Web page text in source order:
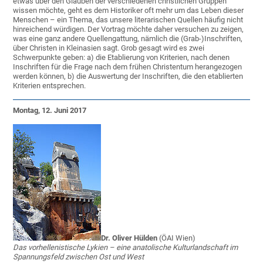
wissen möchte, geht es dem Historiker oft mehr um das Leben dieser
Menschen – ein Thema, das unsere literarischen Quellen häufig nicht
hinreichend würdigen. Der Vortrag möchte daher versuchen zu zeigen,
was eine ganz andere Quellengattung, nämlich die (Grab-)Inschriften,
über Christen in Kleinasien sagt. Grob gesagt wird es zwei
Schwerpunkte geben: a) die Etablierung von Kriterien, nach denen
Inschriften für die Frage nach dem frühen Christentum herangezogen
werden können, b) die Auswertung der Inschriften, die den etablierten
Kriterien entsprechen.
Montag, 12. Juni 2017
Dr. Oliver Hülden (ÖAI Wien)
Das vorhellenistische Lykien – eine anatolische Kulturlandschaft im
Spannungsfeld zwischen Ost und West